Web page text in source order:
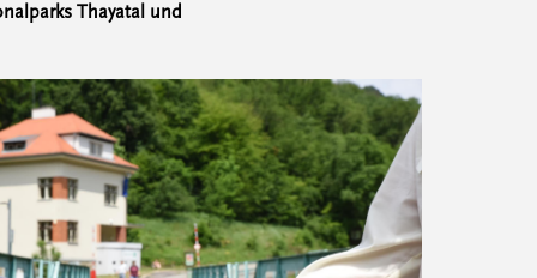
Thayatal und